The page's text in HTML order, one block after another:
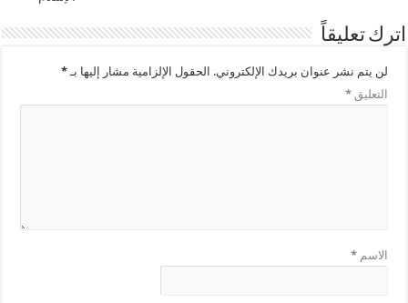
اترك تعليقاً
لن يتم نشر عنوان بريدك الإلكتروني. الحقول الإلزامية مشار إليها بـ*
التعليق*
الاسم*